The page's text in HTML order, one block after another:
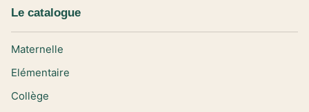
Le catalogue
Maternelle
Elémentaire
Collège